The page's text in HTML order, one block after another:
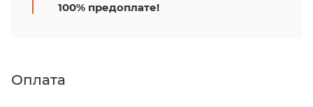
100% предоплате!
Оплата